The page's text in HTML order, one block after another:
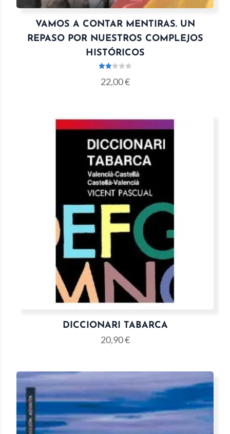
VAMOS A CONTAR MENTIRAS. UN
REPASO POR NUESTROS COMPLEJOS
HISTÓRICOS
rado
22,00€
DICCIONARI TABARCA
20,90€